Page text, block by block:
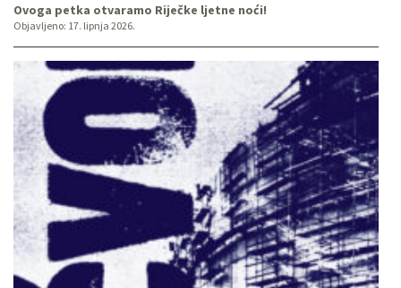
Ovoga petka otvaramo Riječke ljetne noći!
Objavljeno: 17. lipnja 2026.